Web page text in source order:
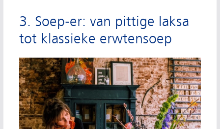
3. Soep-er: van pittige laksa
tot klassieke erwtensoep